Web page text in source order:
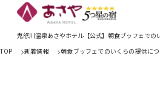
鬼怒川温泉あさやホテル【公式】朝食ブッフェでの
TOP 新着情報 朝食ブッフェでのいくらの提供に